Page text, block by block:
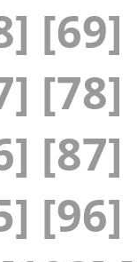
[69]
[78]
[87]
[96]